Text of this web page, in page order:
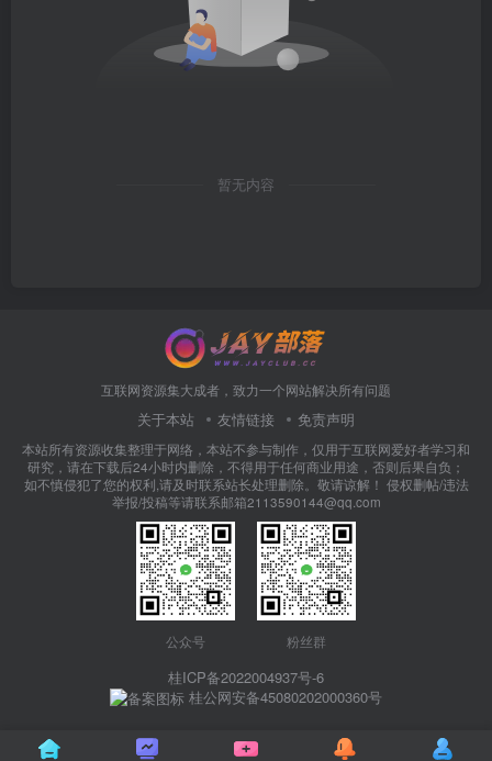
暂无内容
互联网资源集大成者，致力一个网站解决所有问题
关于本站 友情链接 免责声明
本站所有资源收集整理于网络，本站不参与制作，仅用于互联网爱好者学习和
研究，请在下载后24小时内删除，不得用于任何商业用途，否则后果自负；
如不慎侵犯了您的权利,请及时联系站长处理删除。敬请谅解！ 侵权删帖/违法
举报/投稿等请联系邮箱2113590144@qq.com
公众号 粉丝群
桂ICP备2022004937号-6
桂公网安备45080202000360号